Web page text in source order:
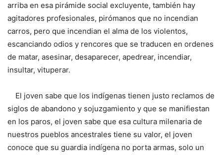
arriba en esa pirámide social excluyente, también hay
agitadores profesionales, pirómanos que no incendian
carros, pero que incendian el alma de los violentos,
escanciando odios y rencores que se traducen en ordenes
de matar, asesinar, desaparecer, apedrear, incendiar,
insultar, vituperar.
El joven sabe que los indígenas tienen justo reclamos de
siglos de abandono y sojuzgamiento y que se manifiestan
en los paros, el joven sabe que esa cultura milenaria de
nuestros pueblos ancestrales tiene su valor, el joven
conoce que su guardia indígena no porta armas, solo un